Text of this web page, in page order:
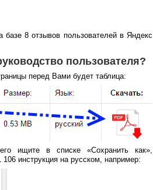
базе 8 отзывов пользователей в Яндекс
пользователя?
перед Вами будет таблица:
ищите в списке «Сохранить как»,
инструкция на русском, например: